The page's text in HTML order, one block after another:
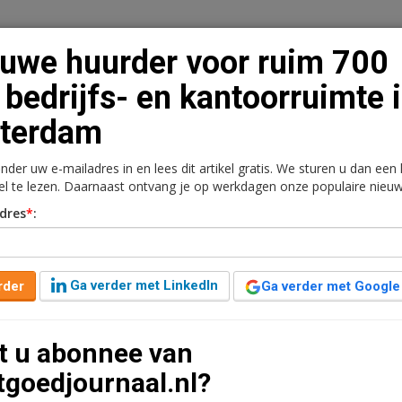
Vacaturebank
Kantoren Retail Logistiek Juridisch | Fiscaal
700 m2 bedrijfs- en
bedrijfs-/kantoorruimte aan de
locatie in Rotterdam is naar verwachting volgende
huurder voor ruim 700
en kantoorruimte
uw e-mailadres in en lees dit artikel gratis. We sturen u dan een
te lezen. Daarnaast ontvang je op werkdagen onze populaire
*:
Ga verder met LinkedIn Ga verder met Google
u abonnee van